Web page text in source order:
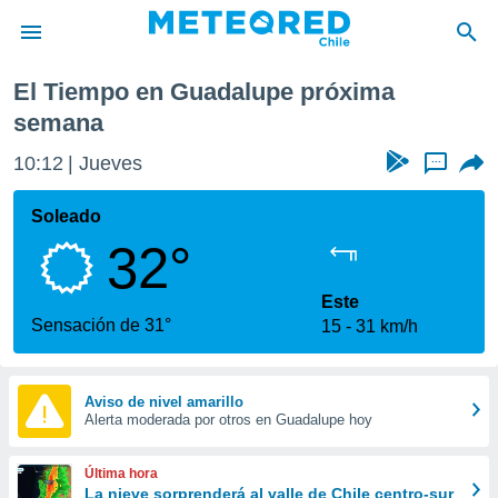
de
para
la
calidad.
a este
forma
digital
basada
El Tiempo en Guadalupe próxima
semana
10:12 Jueves ...
Soleado
32°
Sensación de 31°
Este
15
31 km/h
Aviso de nivel amarillo
Alerta moderada por otros en Guadalupe hoy
Última hora
La nieve sorprenderá al valle de Chile centro-sur